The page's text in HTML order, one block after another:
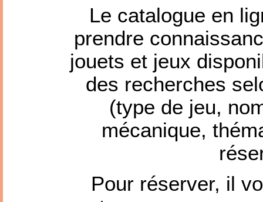
Le catalogue en
prendre
jouets et jeux
des recherches
(type de jeu,
mécanique,
Pour réserver, il